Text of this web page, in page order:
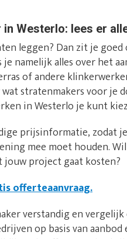
Westerlo: lees er
leggen? Dan zit je goed
je namelijk alles over het
of andere
stratenmakers voor je
in Westerlo je kunt
prijsinformatie, zodat
mee moet houden.
jouw project gaat kosten?
offerteaanvraag.
verstandig en
op basis van aanbod